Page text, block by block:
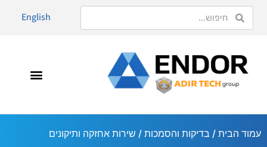
English
עמוד הבית / בדיקות והסמכות / שירות אחזקה ותיקונים